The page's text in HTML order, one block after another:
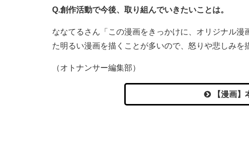
Q.創作活動で今後、取り組んでいきたいことは。
ななてるさん「この漫画をきっかけに、オリジナル
た明るい漫画を描くことが多いので、怒りや悲しみを
（オトナンサー編集部）
【漫画】